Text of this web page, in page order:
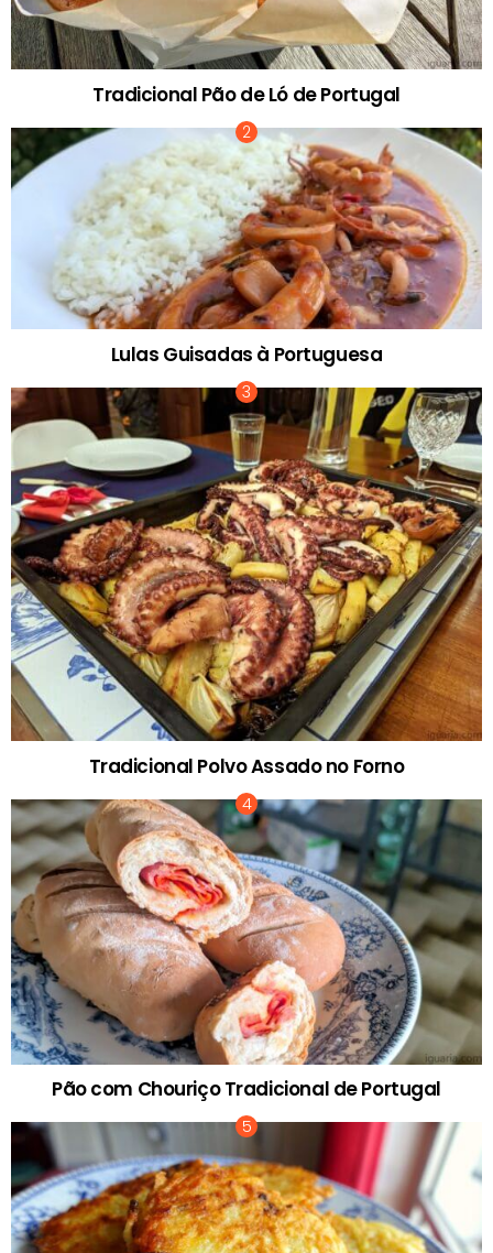
Tradicional Pão de Ló de Portugal
Lulas Guisadas à Portuguesa
Tradicional Polvo Assado no Forno
Pão com Chouriço Tradicional de Portugal